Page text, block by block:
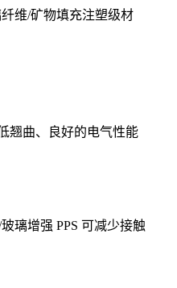
维/矿物填充注塑级材
翘曲、良好的电气性能
璃增强 PPS 可减少接触